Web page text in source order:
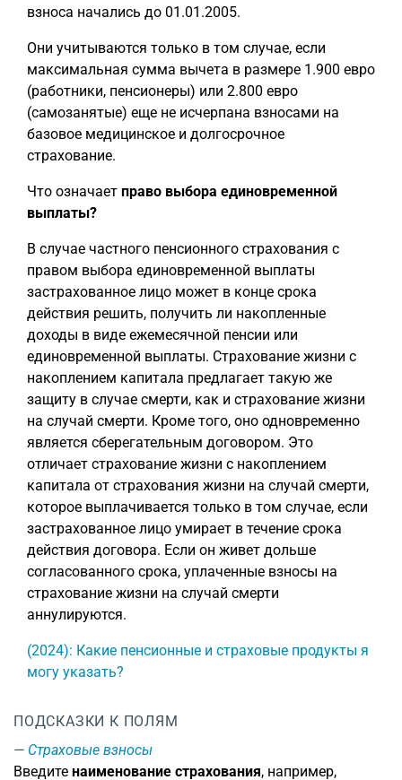
взноса начались до 01.01.2005.
Они учитываются только в том случае, если
максимальная сумма вычета в размере 1.900 евро
(работники, пенсионеры) или 2.800 евро
(самозанятые) еще не исчерпана взносами на
базовое медицинское и долгосрочное
страхование.
Что означает право выбора единовременной
выплаты?
В случае частного пенсионного страхования с
правом выбора единовременной выплаты
застрахованное лицо может в конце срока
действия решить, получить ли накопленные
доходы в виде ежемесячной пенсии или
единовременной выплаты. Страхование жизни с
накоплением капитала предлагает такую же
защиту в случае смерти, как и страхование жизни
на случай смерти. Кроме того, оно одновременно
является сберегательным договором. Это
отличает страхование жизни с накоплением
капитала от страхования жизни на случай смерти,
которое выплачивается только в том случае, если
застрахованное лицо умирает в течение срока
действия договора. Если он живет дольше
согласованного срока, уплаченные взносы на
страхование жизни на случай смерти
аннулируются.
(2024): Какие пенсионные и страховые продукты я
могу указать?
ПОДСКАЗКИ К ПОЛЯМ
Страховые взносы
Введите наименование страхования, например,